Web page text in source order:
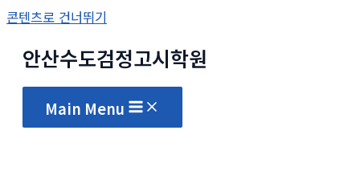
콘텐츠로 건너뛰기
안산수도검정고시학원
Main Menu